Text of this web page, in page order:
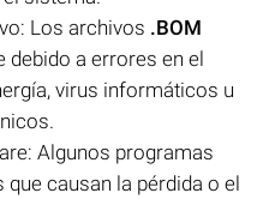
Los archivos .BOM
debido a errores en el
virus informáticos u
Algunos programas
que causan la pérdida o el